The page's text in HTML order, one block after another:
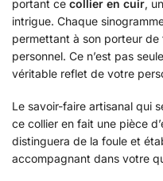
portant ce collier en cuir,
intrigue. Chaque
permettant à son porteur de
personnel. Ce n’est pas
véritable reflet de votre
Le savoir-faire artisanal qui
ce collier en fait une pièce
distinguera de la foule et
accompagnant dans votre